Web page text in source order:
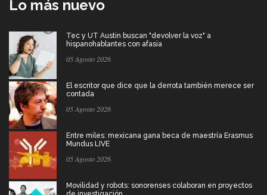
Lo más nuevo
Tec y UT Austin buscan "devolver la voz" a
hispanohablantes con afasia
05 Agosto 2026
El escritor que dice que la derrota también merece ser
contada
05 Agosto 2026
Entre miles: mexicana gana beca de maestría Erasmus
Mundus LIVE
05 Agosto 2026
Movilidad y robots: sonorenses colaboran en proyectos